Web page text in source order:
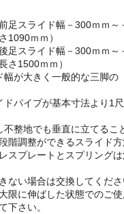
足スライド幅－300ｍｍ～
1090ｍｍ）
足スライド幅－300ｍｍ～
さ1500ｍｍ）
が大きく一般的な三脚の
ドパイプが基本寸法より1
整地でも垂直に立てるこ
階調整ができるスライド方
スプレートとスプリング
ない場合は交換してくださ
限に伸ばした状態でのご
下さい。